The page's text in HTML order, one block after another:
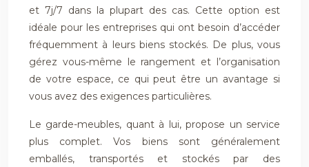
et 7j/7 dans la plupart des cas. Cette option est
idéale pour les entreprises qui ont besoin d’accéder
fréquemment à leurs biens stockés. De plus, vous
gérez vous-même le rangement et l’organisation
de votre espace, ce qui peut être un avantage si
vous avez des exigences particulières.
Le garde-meubles, quant à lui, propose un service
plus complet. Vos biens sont généralement
emballés, transportés et stockés par des